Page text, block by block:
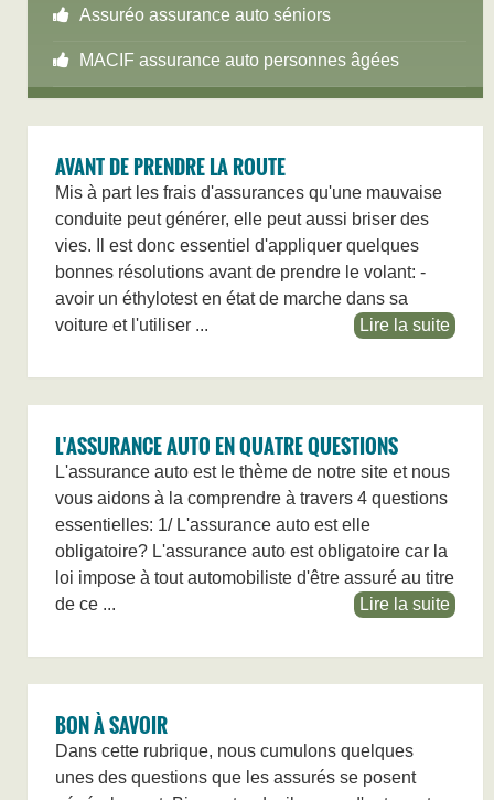
Assuréo assurance auto séniors
MACIF assurance auto personnes âgées
AVANT DE PRENDRE LA ROUTE
Mis à part les frais d'assurances qu'une mauvaise
conduite peut générer, elle peut aussi briser des
vies. Il est donc essentiel d'appliquer quelques
bonnes résolutions avant de prendre le volant: -
avoir un éthylotest en état de marche dans sa
voiture et l'utiliser ...
Lire la suite
L'ASSURANCE AUTO EN QUATRE QUESTIONS
L'assurance auto est le thème de notre site et nous
vous aidons à la comprendre à travers 4 questions
essentielles: 1/ L'assurance auto est elle
obligatoire? L'assurance auto est obligatoire car la
loi impose à tout automobiliste d'être assuré au titre
de ce ...
Lire la suite
BON À SAVOIR
Dans cette rubrique, nous cumulons quelques
unes des questions que les assurés se posent